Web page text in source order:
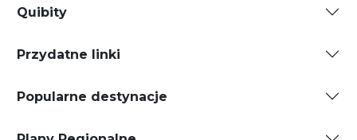
Quibity
Przydatne linki
Popularne destynacje